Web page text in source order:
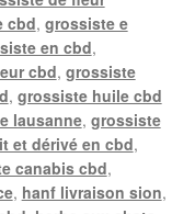
cbd, grossiste e
en cbd,
cbd, grossiste
, grossiste huile cbd
lausanne, grossiste
et dérivé en cbd,
canabis cbd,
, hanf livraison sion,